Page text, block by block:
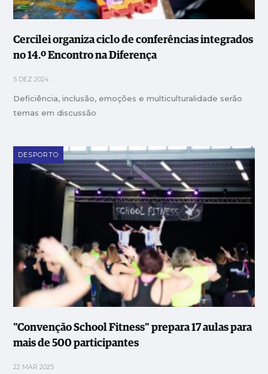
Cercilei organiza ciclo de conferências integrados
no 14.º Encontro na Diferença
5 DEZ 2024
Deficiência, inclusão, emoções e multiculturalidade serão
temas em discussão
DESPORTO
"Convenção School Fitness" prepara 17 aulas para
mais de 500 participantes
22 MAR 2025